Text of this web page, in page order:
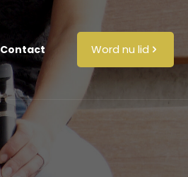
Contact Word nu lid